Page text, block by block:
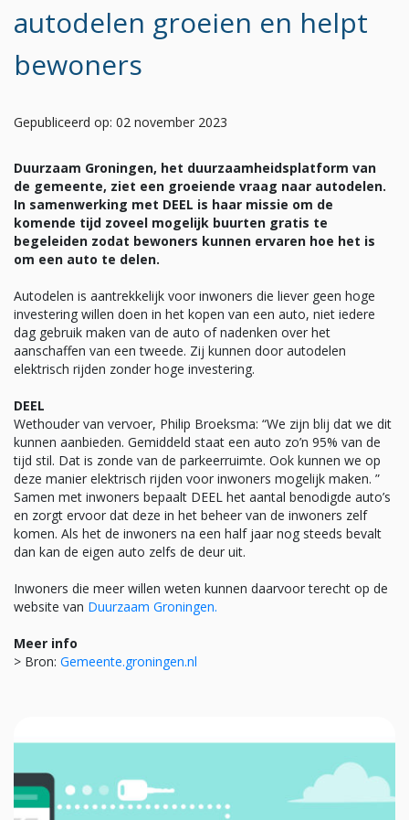
autodelen groeien en helpt
bewoners
Gepubliceerd op: 02 november 2023
Duurzaam Groningen, het duurzaamheidsplatform van
de gemeente, ziet een groeiende vraag naar autodelen.
In samenwerking met DEEL is haar missie om de
komende tijd zoveel mogelijk buurten gratis te
begeleiden zodat bewoners kunnen ervaren hoe het is
om een auto te delen.
Autodelen is aantrekkelijk voor inwoners die liever geen hoge
investering willen doen in het kopen van een auto, niet iedere
dag gebruik maken van de auto of nadenken over het
aanschaffen van een tweede. Zij kunnen door autodelen
elektrisch rijden zonder hoge investering.
DEEL
Wethouder van vervoer, Philip Broeksma: “We zijn blij dat we dit
kunnen aanbieden. Gemiddeld staat een auto zo’n 95% van de
tijd stil. Dat is zonde van de parkeerruimte. Ook kunnen we op
deze manier elektrisch rijden voor inwoners mogelijk maken. ”
Samen met inwoners bepaalt DEEL het aantal benodigde auto’s
en zorgt ervoor dat deze in het beheer van de inwoners zelf
komen. Als het de inwoners na een half jaar nog steeds bevalt
dan kan de eigen auto zelfs de deur uit.
Inwoners die meer willen weten kunnen daarvoor terecht op de
website van Duurzaam Groningen.
Meer info
> Bron: Gemeente.groningen.nl